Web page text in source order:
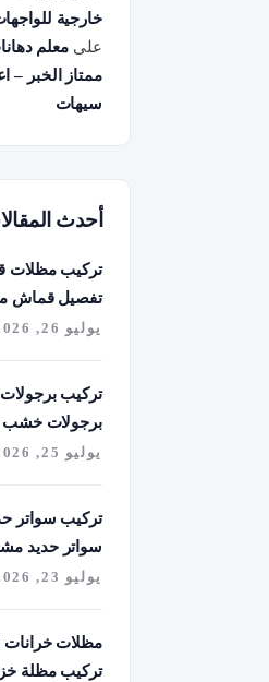
خارجية
على
ممتاز الخبر –
سيهات
أحدث
تفصيل قماش
يوليو 26, 2026
برجولات خشب
يوليو 25, 2026
سواتر حديد
يوليو 23, 2026
تركيب مظلة